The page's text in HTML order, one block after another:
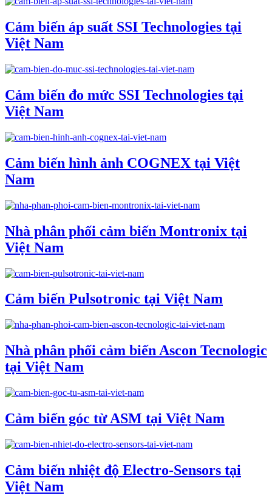
Cảm biến áp suất SSI Technologies tại
Việt Nam
Cảm biến đo mức SSI Technologies tại
Việt Nam
Cảm biến hình ảnh COGNEX tại Việt
Nam
Nhà phân phối cảm biến Montronix tại
Việt Nam
Cảm biến Pulsotronic tại Việt Nam
Nhà phân phối cảm biến Ascon Tecnologic
tại Việt Nam
Cảm biến góc từ ASM tại Việt Nam
Cảm biến nhiệt độ Electro-Sensors tại
Việt Nam